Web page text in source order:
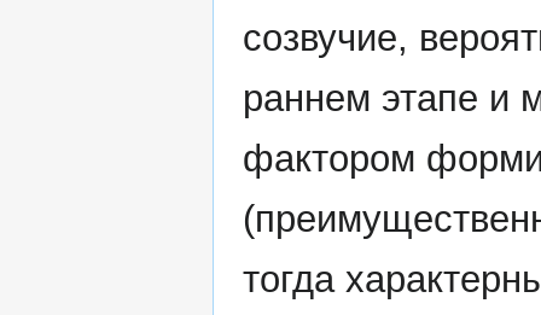
созвучие,
раннем этапе и
фактором
тогда